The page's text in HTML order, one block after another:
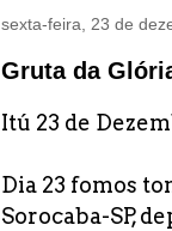
sexta-feira, 23 de
Gruta da
Itú 23 de
Dia 23 fomos
Sorocaba-SP,